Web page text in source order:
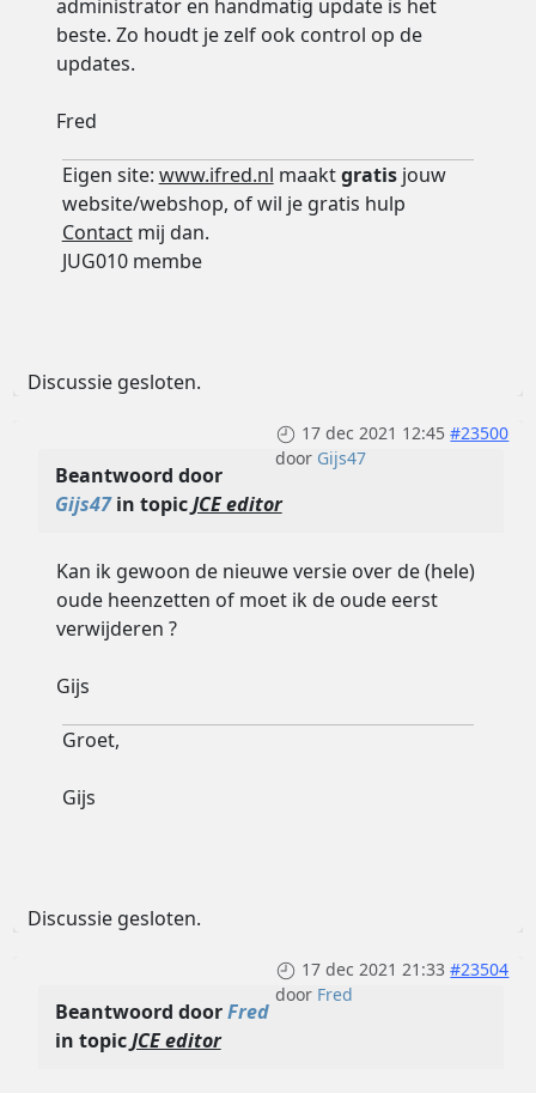
administrator en handmatig update is het
beste. Zo houdt je zelf ook control op de
updates.
Fred
Eigen site: www.ifred.nl maaktgratisjouw
website/webshop, of wil je gratis hulp
Contactmij dan.
JUG010 membe
Discussie gesloten.
17 dec 2021 12:45 #23500
door Gijs47
Beantwoord door
Gijs47in topicJCE editor
Kan ik gewoon de nieuwe versie over de (hele)
oude heenzetten of moet ik de oude eerst
verwijderen ?
Gijs
Groet,
Gijs
Discussie gesloten.
17 dec 2021 21:33 #23504
door Fred
Beantwoord doorFred
in topicJCE editor